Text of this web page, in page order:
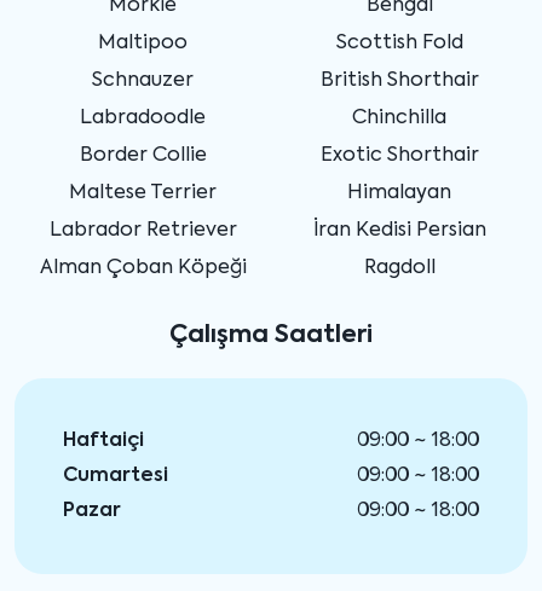
Morkie
Maltipoo
Schnauzer
Labradoodle
Border Collie
Maltese Terrier
Labrador Retriever
Alman Çoban Köpeği
Bengal
Scottish Fold
British Shorthair
Chinchilla
Exotic Shorthair
Himalayan
İran Kedisi Persian
Ragdoll
Çalışma Saatleri
Haftaiçi
09:00 ~ 18:00
Cumartesi
09:00 ~ 18:00
Pazar
09:00 ~ 18:00